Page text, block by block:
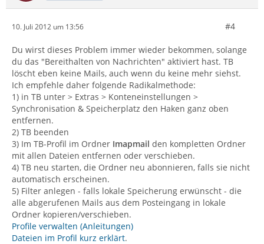
10. Juli 2012 um 13:56 #4
Du wirst dieses Problem immer wieder bekommen, solange
du das "Bereithalten von Nachrichten" aktiviert hast. TB
löscht eben keine Mails, auch wenn du keine mehr siehst.
Ich empfehle daher folgende Radikalmethode:
1) in TB unter > Extras > Konteneinstellungen >
Synchronisation & Speicherplatz den Haken ganz oben
entfernen.
2) TB beenden
3) Im TB-Profil im Ordner Imapmail den kompletten Ordner
mit allen Dateien entfernen oder verschieben.
4) TB neu starten, die Ordner neu abonnieren, falls sie nicht
automatisch erscheinen.
5) Filter anlegen - falls lokale Speicherung erwünscht - die
alle abgerufenen Mails aus dem Posteingang in lokale
Ordner kopieren/verschieben.
Profile verwalten (Anleitungen)
Dateien im Profil kurz erklärt.